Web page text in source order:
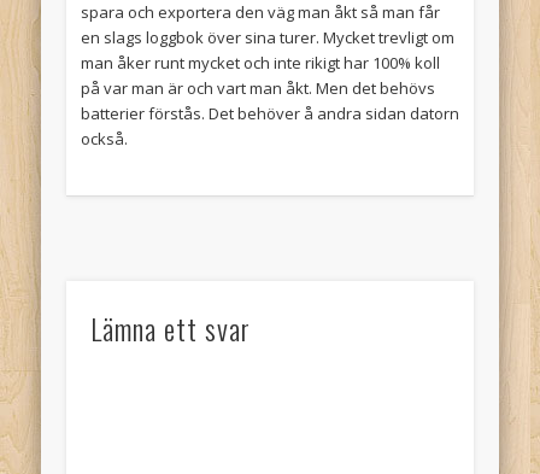
spara och exportera den väg man åkt så man får
en slags loggbok över sina turer. Mycket trevligt om
man åker runt mycket och inte rikigt har 100% koll
på var man är och vart man åkt. Men det behövs
batterier förstås. Det behöver å andra sidan datorn
också.
Lämna ett svar